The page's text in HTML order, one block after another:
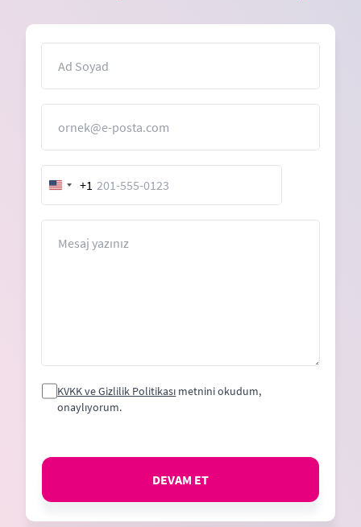
United
States
+1
KVKK ve Gizlilik Politikası metnini okudum,
onaylıyorum.
DEVAM ET